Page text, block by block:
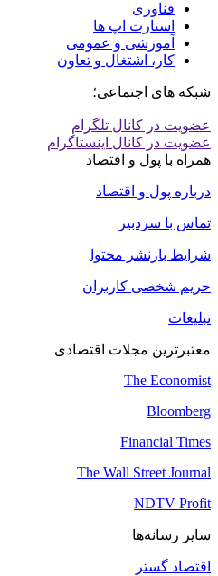
فناوری
استارت اپ ها
آموزشی و عمومی
کار، اشتغال و تعاون
شبکه های اجتماعی؛
عضویت در کانال تلگرام
عضویت در کانال اینستاگرام
همراه با پول و اقتصاد
درباره پول و اقتصاد
تماس با سردبیر
شرایط بازنشر محتوا
حریم شخصی کاربران
تبلیغات
معتبرترین مجلات اقتصادی
The Economist
Bloomberg
Financial Times
The Wall Street Journal
NDTV Profit
سایر رسانه‌ها
اقتصاد گستر